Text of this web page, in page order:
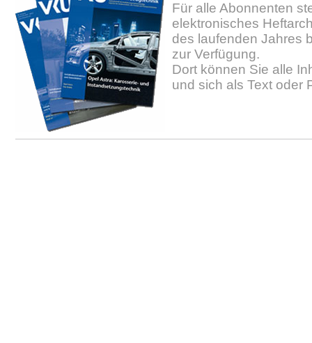
Für alle Abonnenten
elektronisches
des laufenden Jahres
zur Verfügung.
Dort können Sie alle
und sich als Text oder